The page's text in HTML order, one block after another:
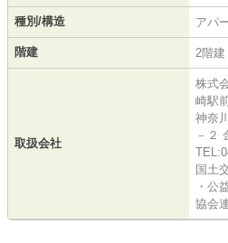
種別/構造 アパ
階建 2階建
取扱会社
株式
崎駅
神奈
－２
国土
・公
協会